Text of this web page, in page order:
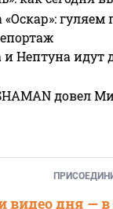
Нептуна идут
довел
видео дня —